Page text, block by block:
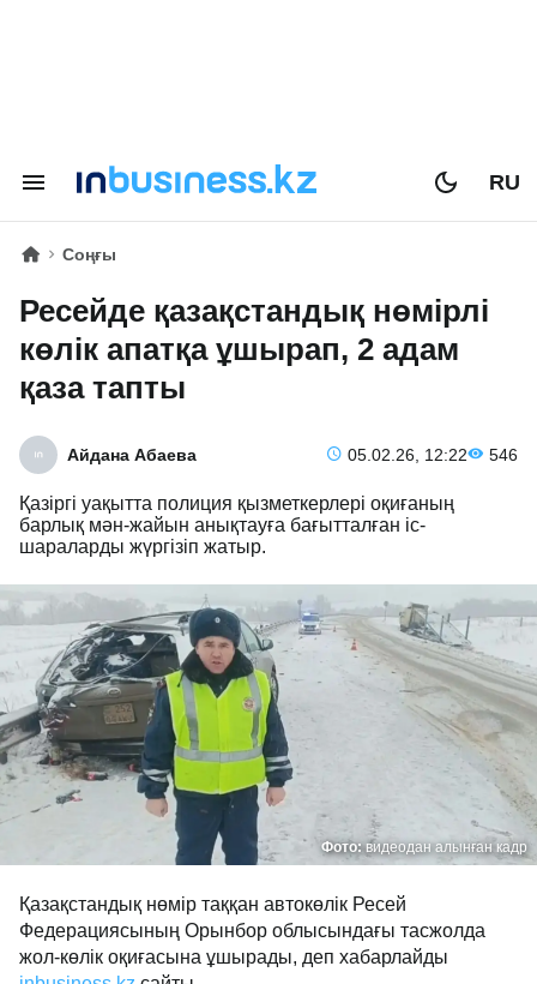
RU
Соңғы
Ресейде қазақстандық нөмірлі
көлік апатқа ұшырап, 2 адам
қаза тапты
Айдана Абаева 05.02.26, 12:22 546
Қазіргі уақытта полиция қызметкерлері оқиғаның
барлық мән-жайын анықтауға бағытталған іс-
шараларды жүргізіп жатыр.
Фото:видеодан алынған кадр
Қазақстандық нөмір таққан автокөлік Ресей
Федерациясының Орынбор облысындағы тасжолда
жол-көлік оқиғасына ұшырады, деп хабарлайды